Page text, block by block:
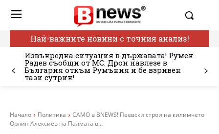
Най-важните новини с точния анализ!
Извънредна ситуация в държавата! Румен
Радев съобщи от МС: Дрон навлезе в
България откъм Румъния и бе взривен
тази сутрин!
Начало Политика
САМО в BNEWS! Пеевски строи на килимчето
Орлин Алексиев на Палмата в...